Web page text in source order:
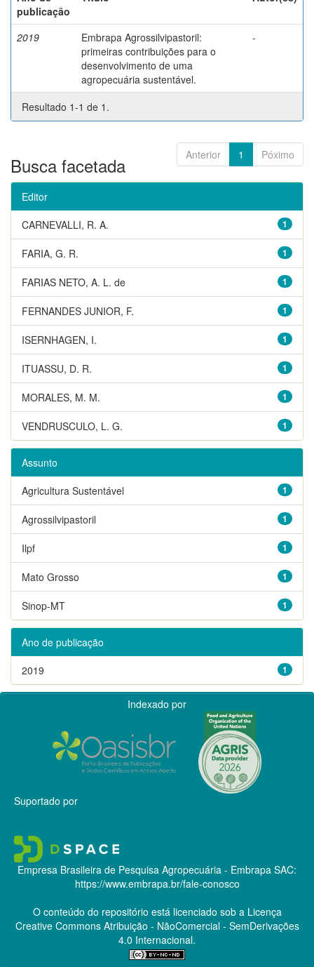
publicação
2019
Embrapa Agrossilvipastoril:
primeiras contribuições para o
desenvolvimento de uma
agropecuária sustentável.
-
Resultado 1-1 de 1.
Anterior 1 Póximo
Busca facetada
Editor
1
CARNEVALLI, R. A.
1
FARIA, G. R.
1
FARIAS NETO, A. L. de
1
FERNANDES JUNIOR, F.
1
ISERNHAGEN, I.
1
ITUASSU, D. R.
1
MORALES, M. M.
1
VENDRUSCULO, L. G.
Assunto
1
Agricultura Sustentável
1
Agrossilvipastoril
1
Ilpf
1
Mato Grosso
1
Sinop-MT
Ano de publicação
1
2019
Indexado por
Suportado por
Empresa Brasileira de Pesquisa Agropecuária - Embrapa SAC:
https://www.embrapa.br/fale-conosco
O conteúdo do repositório está licenciado sob a Licença
Creative CommonsAtribuição - NãoComercial - SemDerivações
4.0 Internacional.